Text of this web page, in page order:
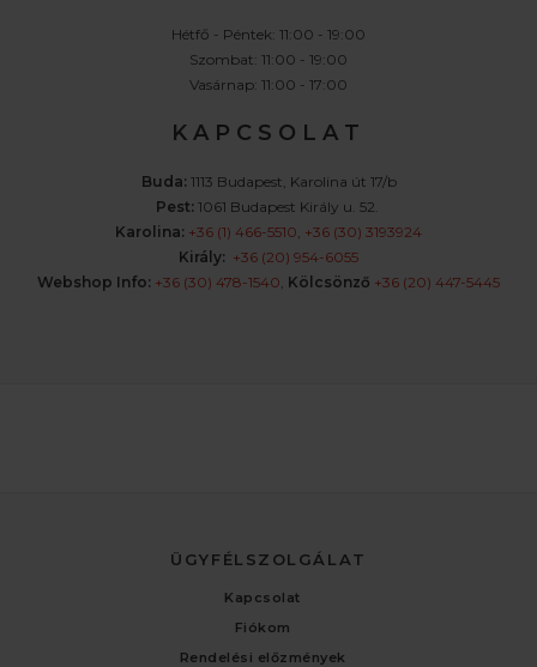
Hétfő - Péntek: 11:00 - 19:00
Szombat: 11:00 - 19:00
Vasárnap: 11:00 - 17:00
K A P C S O L A T
Buda: 1113 Budapest, Karolina út 17/b
Pest: 1061 Budapest Király u. 52.
Karolina: +36 (1) 466-5510, +36 (30) 3193924
Király: +36 (20) 954-6055
Webshop Info: +36 (30) 478-1540, Kölcsönző +36 (20) 447-5445
ÜGYFÉLSZOLGÁLAT
Kapcsolat
Fiókom
Rendelési előzmények